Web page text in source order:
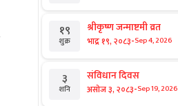
१९
शुक्र
श्रीकृष्ण जन्माष्टमी व्रत
भाद्र १९, २०८३-Sep 4, 2026
३
शनि
संविधान दिवस
असोज ३, २०८३-Sep 19, 2026